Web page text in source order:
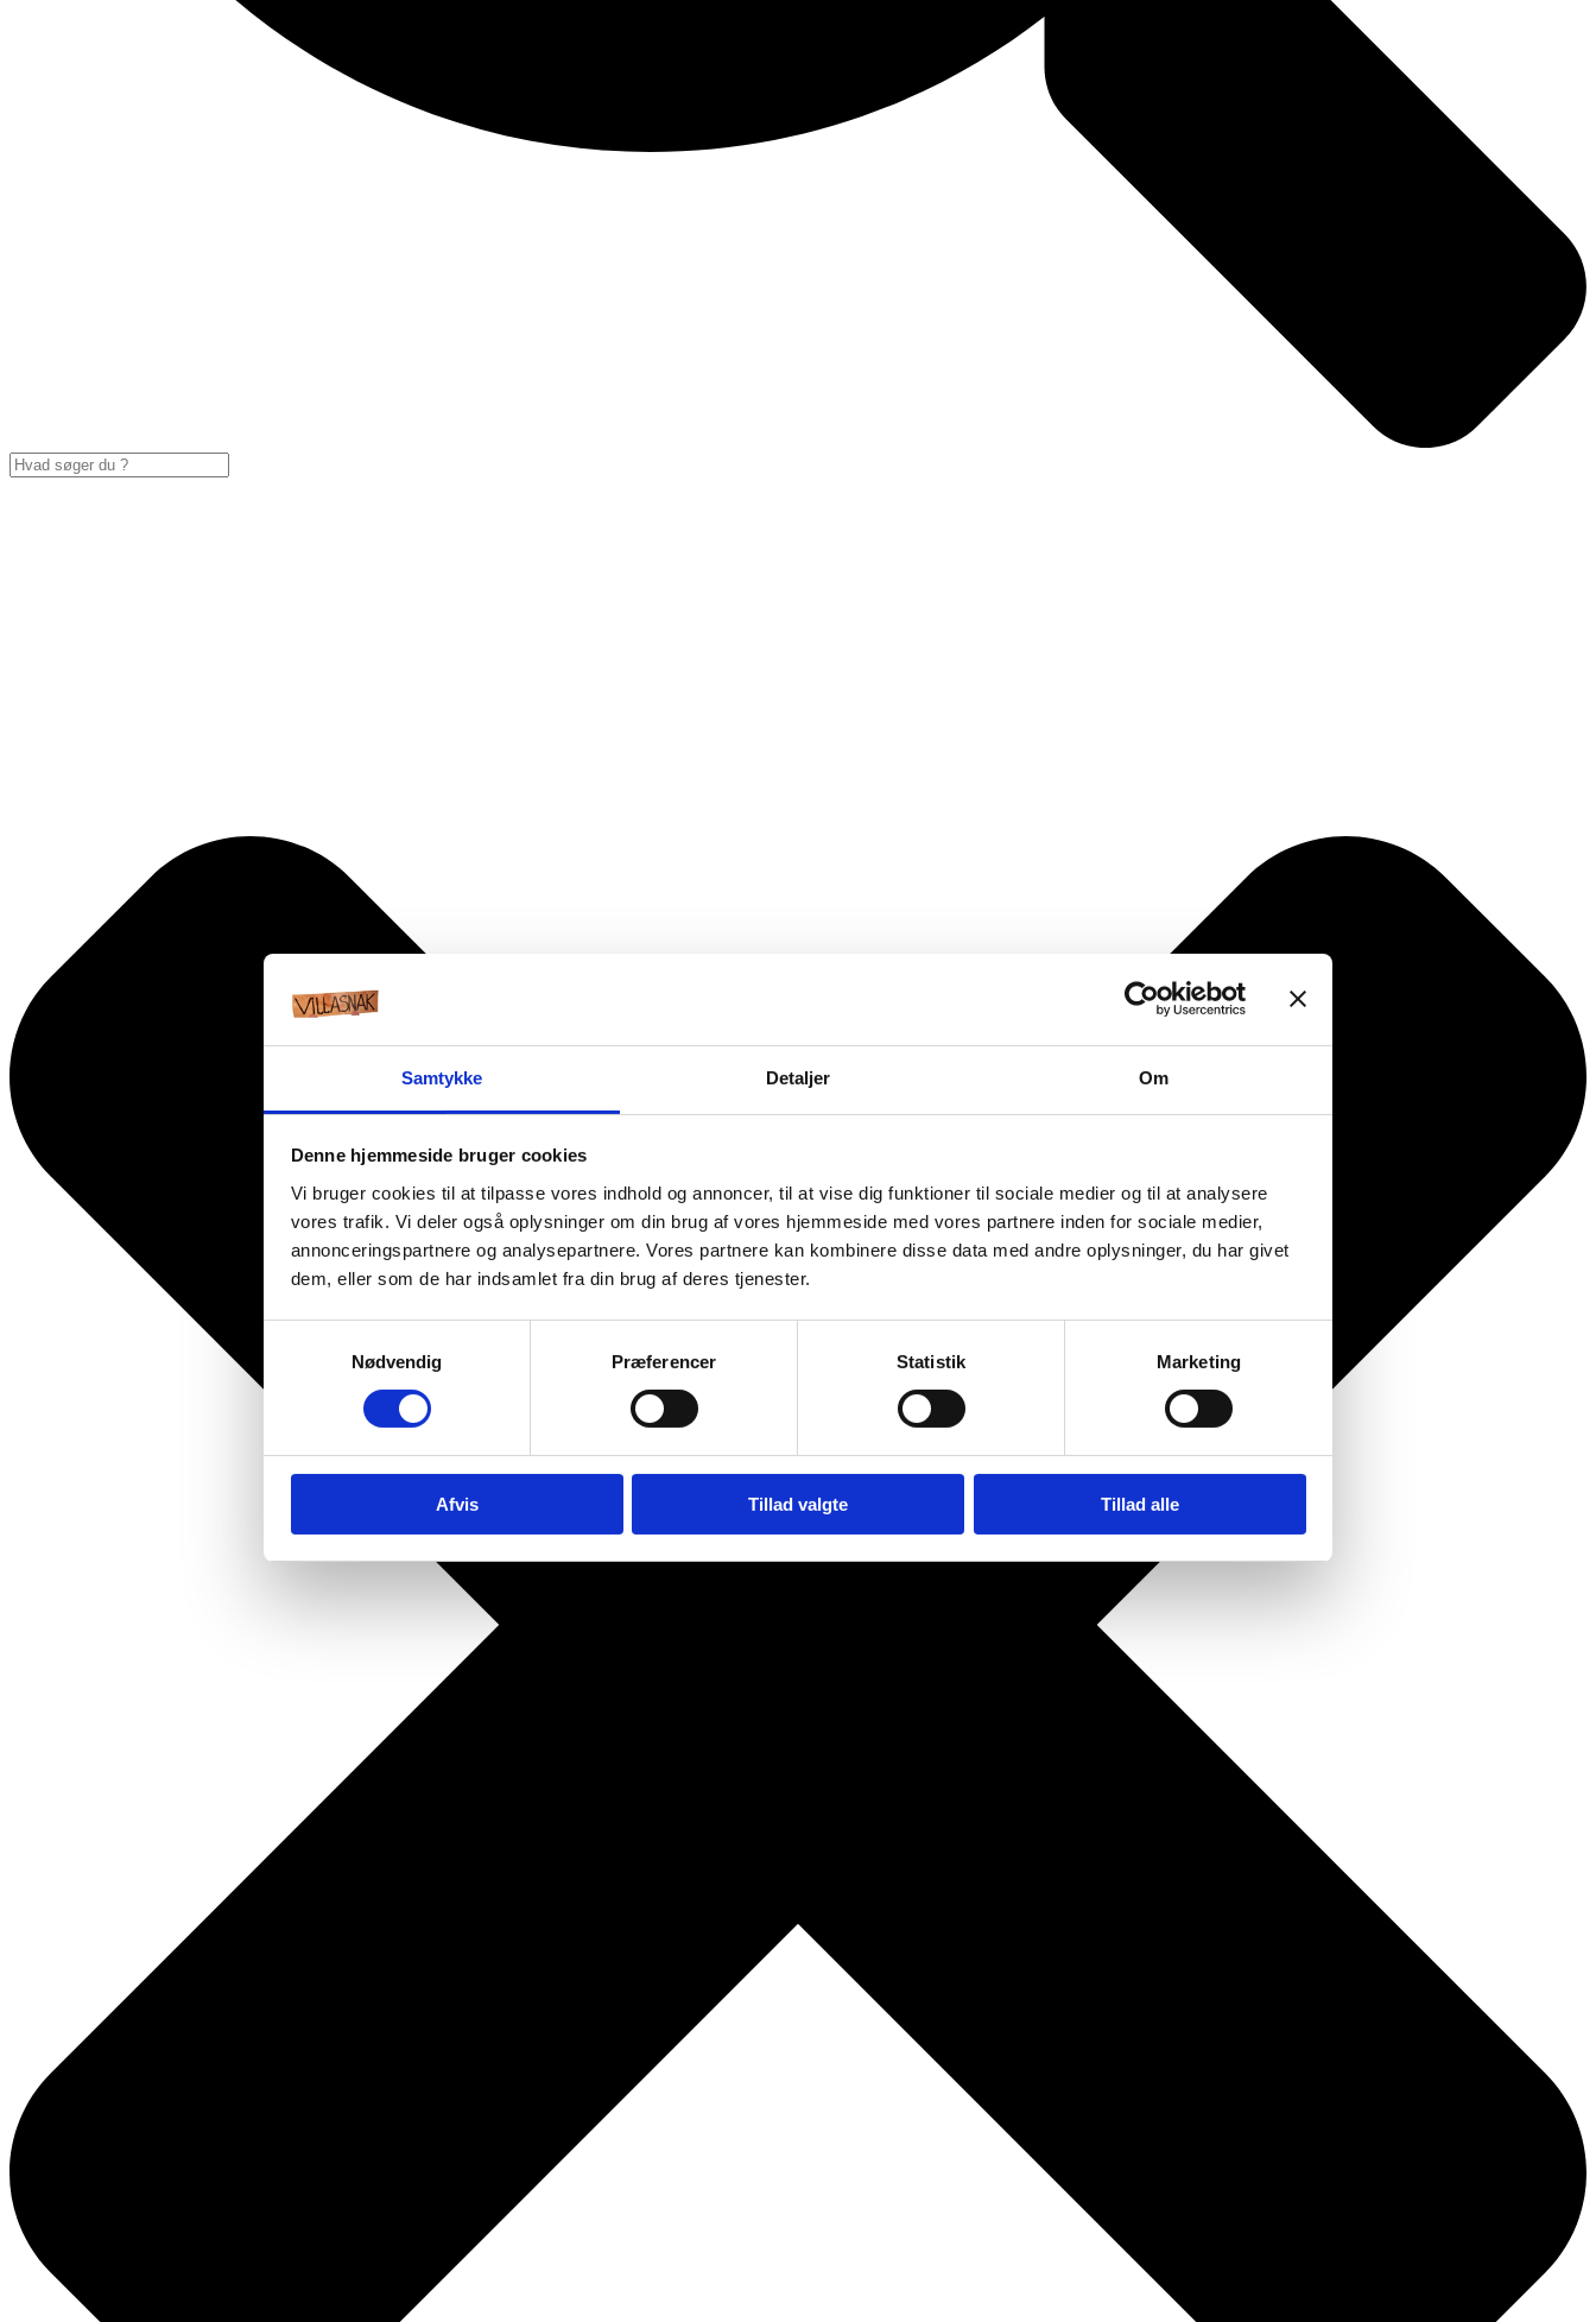
Samtykke Detaljer Om
Denne hjemmeside bruger cookies
Vi bruger cookies til at tilpasse vores indhold og annoncer, til at vise dig funktioner til sociale medier og til at analysere
vores trafik. Vi deler også oplysninger om din brug af vores hjemmeside med vores partnere inden for sociale medier,
annonceringspartnere og analysepartnere. Vores partnere kan kombinere disse data med andre oplysninger, du har givet
dem, eller som de har indsamlet fra din brug af deres tjenester.
Nødvendig
Præferencer Statistik Marketing
Afvis Tillad valgte Tillad alle